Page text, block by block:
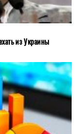
из Украины